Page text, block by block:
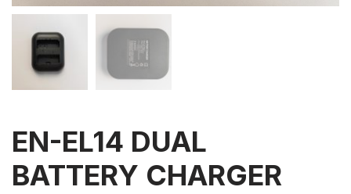
EN-EL14 DUAL
BATTERY CHARGER